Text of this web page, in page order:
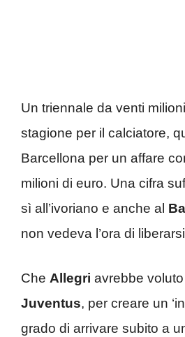
Un triennale da venti
stagione per il calciatore,
Barcellona per un affare
milioni di euro. Una cifra
sì all’ivoriano e anche al
non vedeva l’ora di
Che Allegri avrebbe
Juventus, per creare un
grado di arrivare subito a